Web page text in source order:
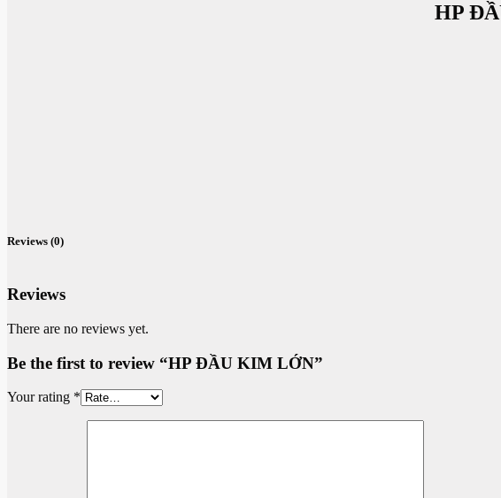
HP
Reviews (0)
Reviews
There are no reviews yet.
Be the first to review “HP ĐẦU KIM LỚN”
Your rating *